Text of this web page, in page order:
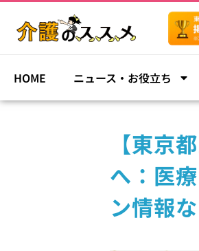
HOME ニュース・お役立ち
【東京
へ：医
ン情報